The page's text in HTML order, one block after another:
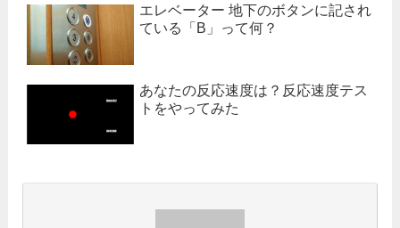
エレベーター 地下のボタンに記され
ている「B」って何？
あなたの反応速度は？反応速度テス
トをやってみた